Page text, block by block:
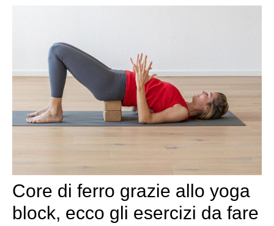
Core di ferro grazie allo yoga
block, ecco gli esercizi da fare